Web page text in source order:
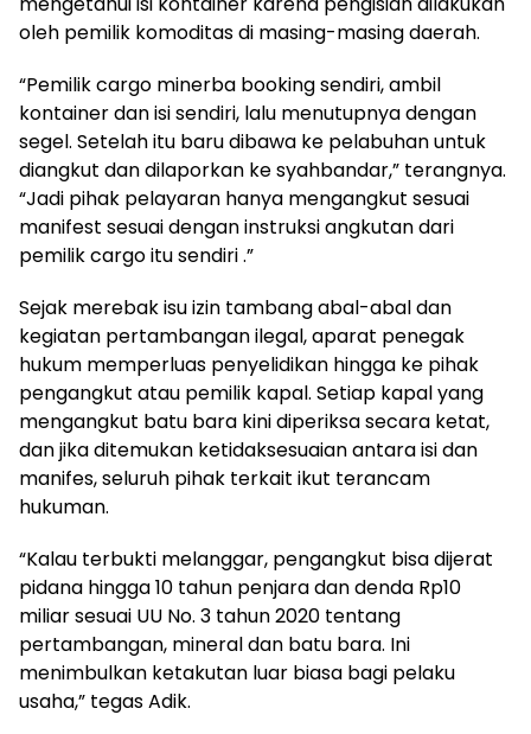
oleh pemilik komoditas di masing-masing daerah.
“Pemilik cargo minerba booking sendiri, ambil
kontainer dan isi sendiri, lalu menutupnya dengan
segel. Setelah itu baru dibawa ke pelabuhan untuk
diangkut dan dilaporkan ke syahbandar,” terangnya.
“Jadi pihak pelayaran hanya mengangkut sesuai
manifest sesuai dengan instruksi angkutan dari
pemilik cargo itu sendiri .”
Sejak merebak isu izin tambang abal-abal dan
kegiatan pertambangan ilegal, aparat penegak
hukum memperluas penyelidikan hingga ke pihak
pengangkut atau pemilik kapal. Setiap kapal yang
mengangkut batu bara kini diperiksa secara ketat,
dan jika ditemukan ketidaksesuaian antara isi dan
manifes, seluruh pihak terkait ikut terancam
hukuman.
“Kalau terbukti melanggar, pengangkut bisa dijerat
pidana hingga 10 tahun penjara dan denda Rp10
miliar sesuai UU No. 3 tahun 2020 tentang
pertambangan, mineral dan batu bara. Ini
menimbulkan ketakutan luar biasa bagi pelaku
usaha,” tegas Adik.